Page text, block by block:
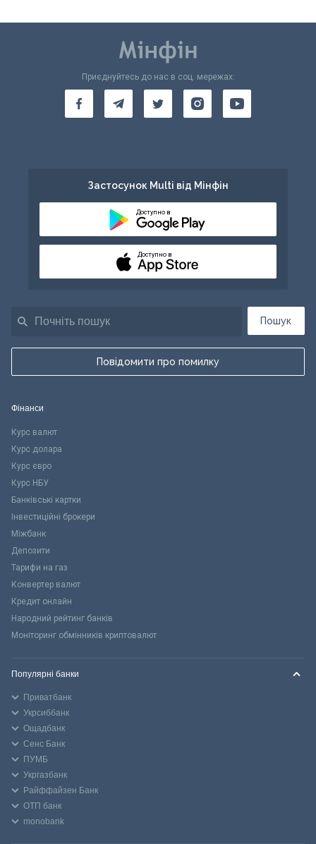
Пошук
Повідомити про помилку
Приєднуйтесь до нас в соц. мережах:
Застосунок Multi від Мінфін
Доступно в
Доступно в
Фінанси
Курс валют
Курс долара
Курс євро
Курс НБУ
Банківські картки
Інвестиційні брокери
Міжбанк
Депозити
Тарифи на газ
Конвертер валют
Кредит онлайн
Народний рейтинг банків
Моніторинг обмінників криптовалют
Популярні банки
Приватбанк
Укрсиббанк
Ощадбанк
Сенс Банк
ПУМБ
Укргазбанк
Райффайзен Банк
ОТП банк
monobank